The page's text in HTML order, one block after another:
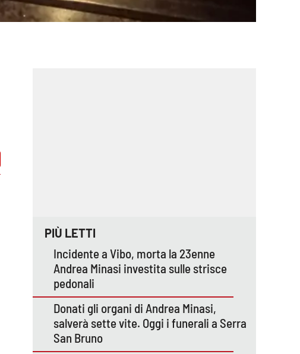
PIÙ LETTI
Incidente a Vibo, morta la 23enne
Andrea Minasi investita sulle strisce
pedonali
Donati gli organi di Andrea Minasi,
salverà sette vite. Oggi i funerali a Serra
San Bruno